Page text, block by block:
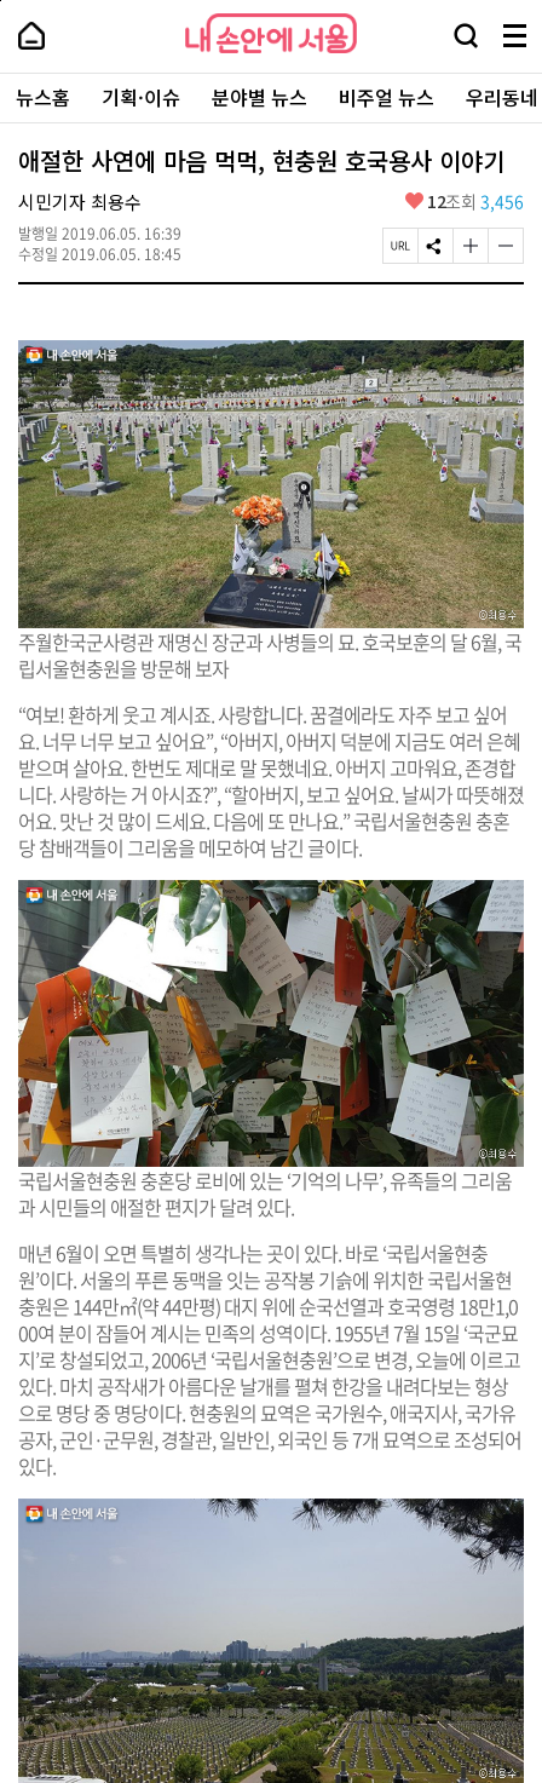
본
로
가
내
손
안
에
서
울
-
서
울
시
대
표
소
털
내
손
에
울
검
창
열
기
메
뉴
전
체
보
주
요
서
뉴스홈 기획·이슈 분야별 뉴스 비주얼 뉴스 우리동
애절한 사연에 마음 먹먹, 현충원 호국용사 이야기
시민기자 최용수
발행일 2019.06.05. 16:39
수정일 2019.06.05. 18:45
좋
요
12조회 3,456
페
이
R
L
복
사
S
N
유
하
기
글
자
크
게
변
경
하
기
글
자
작
게
변
경
하
기
주월한국군사령관 재명신 장군과 사병들의 묘. 호국보훈의 달 6월, 국
립서울현충원을 방문해 보자
“여보! 환하게 웃고 계시죠. 사랑합니다. 꿈결에라도 자주 보고 싶어
요. 너무 너무 보고 싶어요”, “아버지, 아버지 덕분에 지금도 여러 은혜
받으며 살아요. 한번도 제대로 말 못했네요. 아버지 고마워요, 존경합
니다. 사랑하는 거 아시죠?”, “할아버지, 보고 싶어요. 날씨가 따뜻해졌
어요. 맛난 것 많이 드세요. 다음에 또 만나요.” 국립서울현충원 충혼
당 참배객들이 그리움을 메모하여 남긴 글이다.
국립서울현충원 충혼당 로비에 있는 ‘기억의 나무’, 유족들의 그리움
과 시민들의 애절한 편지가 달려 있다.
매년 6월이 오면 특별히 생각나는 곳이 있다. 바로 ‘국립서울현충
원’이다. 서울의 푸른 동맥을 잇는 공작봉 기슭에 위치한 국립서울현
충원은 144만㎡(약 44만평) 대지 위에 순국선열과 호국영령 18만1,0
00여 분이 잠들어 계시는 민족의 성역이다. 1955년 7월 15일 ‘국군묘
지’로 창설되었고, 2006년 ‘국립서울현충원’으로 변경, 오늘에 이르고
있다. 마치 공작새가 아름다운 날개를 펼쳐 한강을 내려다보는 형상
으로 명당 중 명당이다. 현충원의 묘역은 국가원수, 애국지사, 국가유
공자, 군인·군무원, 경찰관, 일반인, 외국인 등 7개 묘역으로 조성되어
있다.
페
상
단
로